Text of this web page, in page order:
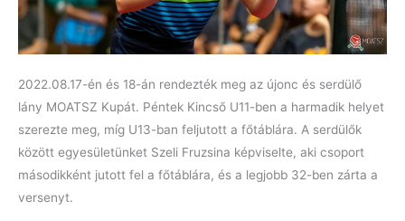
2022.08.17-én és 18-án rendezték meg az újonc és serdülő
lány MOATSZ Kupát. Péntek Kincső U11-ben a harmadik helyet
szerezte meg, míg U13-ban feljutott a főtáblára. A serdülők
között egyesületünket Szeli Fruzsina képviselte, aki csoport
másodikként jutott fel a főtáblára, és a legjobb 32-ben zárta a
versenyt.